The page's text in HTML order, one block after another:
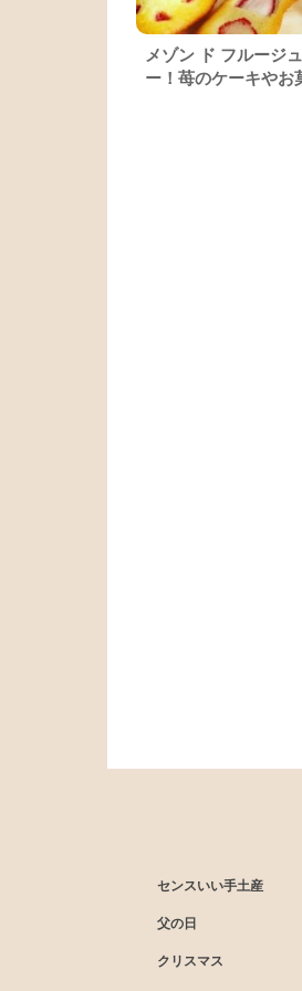
メゾン ド フルージ
ー！苺のケーキやお
センスいい手土産
父の日
クリスマス